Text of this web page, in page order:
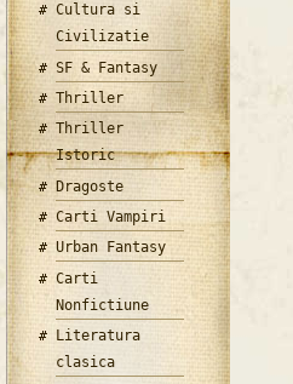
Cultura si
Civilizatie
SF & Fantasy
Thriller
Thriller
Istoric
Dragoste
Carti Vampiri
Urban Fantasy
Carti
Nonfictiune
Literatura
clasica